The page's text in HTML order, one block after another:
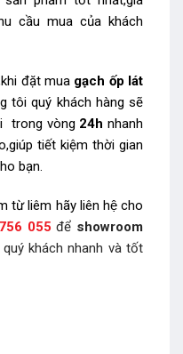
cầu mua của khách
đặt mua gạch ốp lát
tôi quý khách hàng sẽ
trong vòng 24h nhanh
tiết kiệm thời gian
bạn.
từ liêm hãy liên hệ cho
055để showroom
khách nhanh và tốt